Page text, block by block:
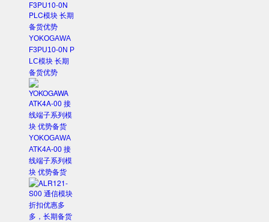
YOKOGAWA
F3PU10-0N P
LC模块 长期
备货优势
YOKOGAWA
ATK4A-00 接
线端子系列模
块 优势备货